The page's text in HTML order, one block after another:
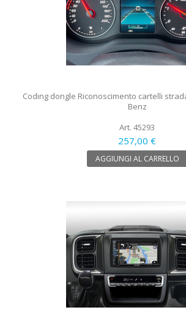
Coding dongle Riconoscimento cartelli
Benz
Art. 45293
257,00 €
AGGIUNGI AL CARRELLO